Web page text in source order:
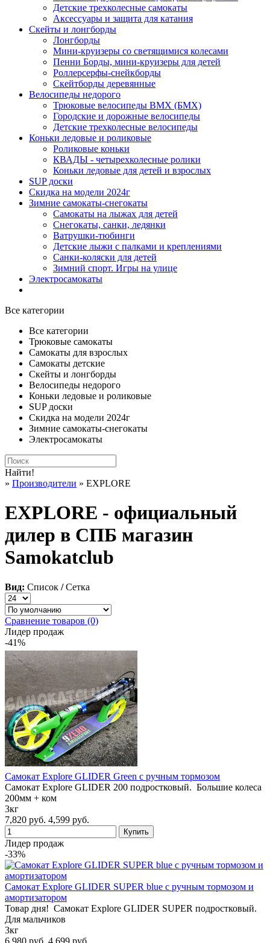
Детские трехколесные самокаты
Аксессуары и защита для катания
Cкейты и лонгборды
Лонгборды
Мини-круизеры со светящимися колесами
Пенни Борды, мини-круизеры для детей
Роллерсерфы-снейкборды
Скейтборды деревянные
Велосипеды недорого
Трюковые велосипеды BMX (БМХ)
Городские и дорожные велосипеды
Детские трехколесные велосипеды
Коньки ледовые и роликовые
Роликовые коньки
КВАДЫ - четырехколесные ролики
Коньки ледовые для детей и взрослых
SUP доски
Скидка на модели 2024г
Зимние самокаты-снегокаты
Самокаты на лыжах для детей
Снегокаты, санки, ледянки
Ватрушки-тюбинги
Детские лыжи с палками и креплениями
Санки-коляски для детей
Зимний спорт. Игры на улице
Электросамокаты
Все категории
Все категории
Трюковые самокаты
Самокаты для взрослых
Самокаты детские
Cкейты и лонгборды
Велосипеды недорого
Коньки ледовые и роликовые
SUP доски
Скидка на модели 2024г
Зимние самокаты-снегокаты
Электросамокаты
Найти!
» Производители » EXPLORE
EXPLORE - официальный
дилер в СПБ магазин
Samokatclub
Вид: Список / Сетка
Сравнение товаров (0)
Лидер продаж
-41%
Самокат Explore GLIDER Green с ручным тормозом
Самокат Explore GLIDER 200 подростковый. Большие колеса
200мм + ком
3кг
7,820 руб. 4,599 руб.
Лидер продаж
-33%
Самокат Explore GLIDER SUPER blue с ручным тормозом и
амортизатором
Товар дня! Самокат Explore GLIDER SUPER подростковый.
Для мальчиков
3кг
6,980 руб. 4,699 руб.